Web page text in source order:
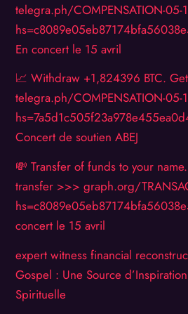
telegra.ph/COMPENSATION-05-
En concert le 15 avril
📈 Withdraw +1,824396 BTC.
telegra.ph/COMPENSATION-05-
Concert de soutien ABEJ
💸 Transfer of funds to your
transfer >>> graph.org/
concert le 15 avril
expert witness financial
Gospel : Une Source
Spirituelle